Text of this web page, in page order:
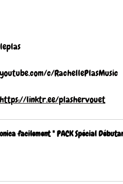
c/RachellePlasMusic
https://linktr.ee/plashervouet
facilement " PACK Spécial